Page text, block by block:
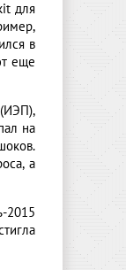
для
в
еще
на
а
2015